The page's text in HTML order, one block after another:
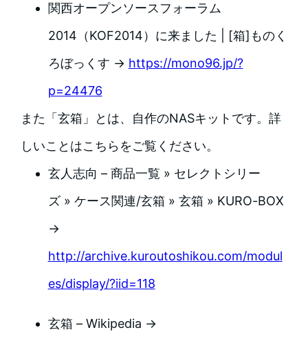
関西オープンソースフォーラム
2014（KOF2014）に来ました | [箱]ものく
ろぼっくす → https://mono96.jp/?
p=24476
また「玄箱」とは、自作のNASキットです。詳
しいことはこちらをご覧ください。
玄人志向 – 商品一覧 » セレクトシリー
ズ » ケース関連/玄箱 » 玄箱 » KURO-BOX
→
http://archive.kuroutoshikou.com/modul
es/display/?iid=118
玄箱 – Wikipedia →